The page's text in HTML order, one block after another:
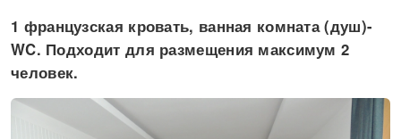
1 французская кровать, ванная комната (душ)-
WC. Подходит для размещения максимум 2
человек.